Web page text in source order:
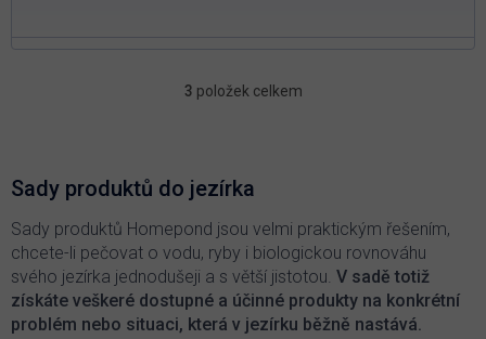
O
d
a
c
p
r
v
k
3 položek celkem
Sady produktů do jezírka
Sady produktů Homepond jsou velmi praktickým řešením,
chcete-li pečovat o vodu, ryby i biologickou rovnováhu
svého jezírka jednodušeji a s větší jistotou. V sadě totiž
získáte veškeré dostupné a účinné produkty na konkrétní
problém nebo situaci, která v jezírku běžně nastává.